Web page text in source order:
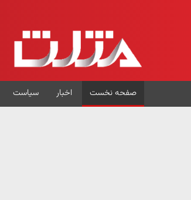
صفحه نخست اخبار سیاست